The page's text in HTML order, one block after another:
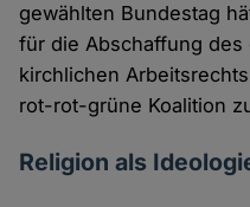
gewählten Bundestag
für die Abschaffung des
kirchlichen
rot-rot-grüne Koalition
Religion als